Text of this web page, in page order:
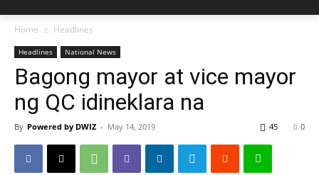
Home Headlines
Headlines National News
Bagong mayor at vice mayor
ng QC idineklara na
By Powered by DWIZ - May 14, 2019 0
45